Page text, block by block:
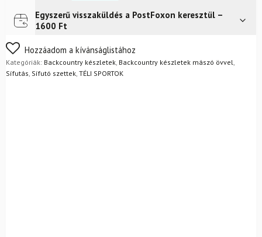
kötésekkel
Alpina
Outlander
csizma
+
Futár a címreIngyenes
Egyszerű visszaküldés a PostFoxon keresztül –
1600 Ft
Nem biztos a választásában? Semmi gond – a terméket
egyszerűen visszaküldheti 14 napon belül, indoklás nélkül.
Mik a visszaküldés feltételei?
Hozzáadom a kívánságlistához
Kategóriák: Backcountry készletek, Backcountry készletek mászó övvel,
Sífutás, Sífutó szettek, TÉLI SPORTOK